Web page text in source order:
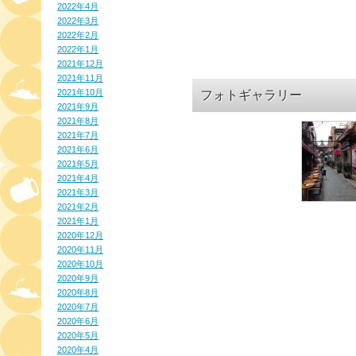
2022年4月
2022年3月
2022年2月
2022年1月
2021年12月
2021年11月
2021年10月
2021年9月
2021年8月
2021年7月
2021年6月
2021年5月
2021年4月
2021年3月
2021年2月
2021年1月
2020年12月
2020年11月
2020年10月
2020年9月
2020年8月
2020年7月
2020年6月
2020年5月
2020年4月
フォトギャラリー